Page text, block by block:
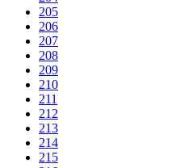
205
206
207
208
209
210
211
212
213
214
215